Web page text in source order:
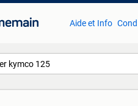
Aide et Info